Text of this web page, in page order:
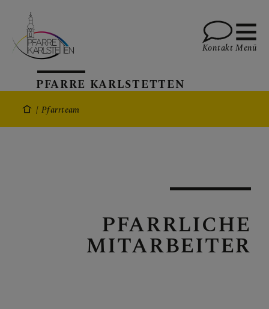
AKTUELLES
GALERIE
PFARRE KARLSTETTEN
Kontakt Menü
Pfarrteam
PFARRLICHE
MITARBEITER